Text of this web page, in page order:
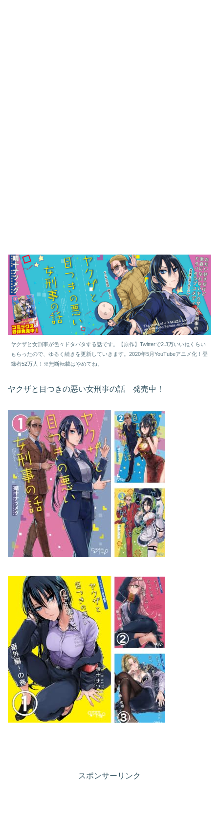
ヤクザと女刑事が色々ドタバタする話です。【原作】Twitterで2.3万いいねくらい
もらったので、ゆるく続きを更新していきます。2020年5月YouTubeアニメ化！登
録者52万人！※無断転載はやめてね。
ヤクザと目つきの悪い女刑事の話 発売中！
スポンサーリンク